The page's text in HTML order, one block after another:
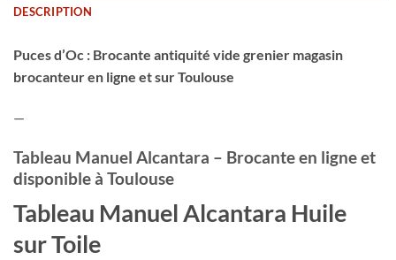
DESCRIPTION
Puces d’Oc : Brocante antiquité vide grenier magasin
brocanteur en ligne et sur Toulouse
—
Tableau Manuel Alcantara – Brocante en ligne et
disponible à Toulouse
Tableau Manuel Alcantara Huile
sur Toile